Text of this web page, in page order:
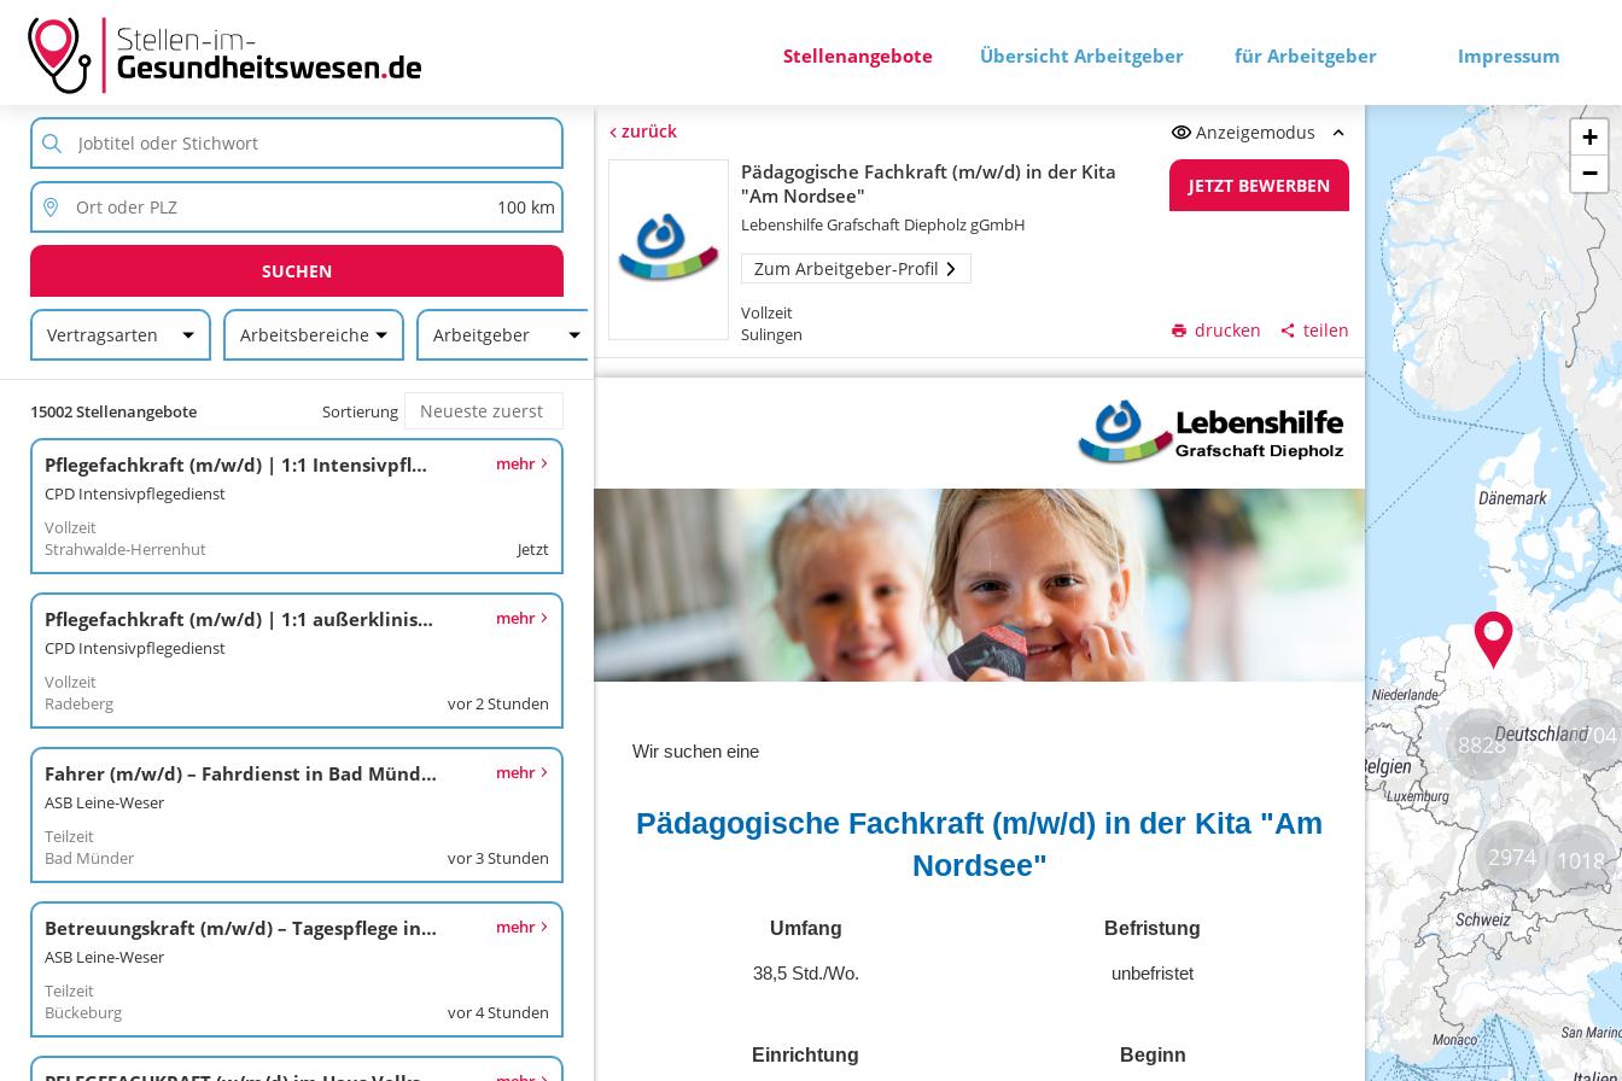
Stellenangebote Übersicht Arbeitgeber für Arbeitgeber Impressum
SUCHEN
Vertragsarten Arbeitsbereiche Arbeitgeber
15002 Stellenangebote Sortierung
Pflegefachkraft (m/w/d) | 1:1 Intensivpflegeversorgung | Strahwalde- Herrenhut
CPD Intensivpflegedienst
Vollzeit
Strahwalde-Herrenhut
mehr
Jetzt
Pflegefachkraft (m/w/d) | 1:1 außerklinische Intensivpflege | Radeberg
CPD Intensivpflegedienst
Vollzeit
Radeberg
mehr
vor 2 Stunden
Fahrer (m/w/d) – Fahrdienst in Bad Münder
ASB Leine-Weser
Teilzeit
Bad Münder
mehr
vor 3 Stunden
Betreuungskraft (m/w/d) – Tagespflege in Bückeburg
ASB Leine-Weser
Teilzeit
Bückeburg
mehr
vor 4 Stunden
zurück Anzeigemodus
Pädagogische Fachkraft (m/w/d) in der Kita
"Am Nordsee"
Lebenshilfe Grafschaft Diepholz gGmbH
Zum Arbeitgeber-Profil
Vollzeit
Sulingen
JETZT BEWERBEN
drucken teilen
8828
2974
1704
1018
+
−